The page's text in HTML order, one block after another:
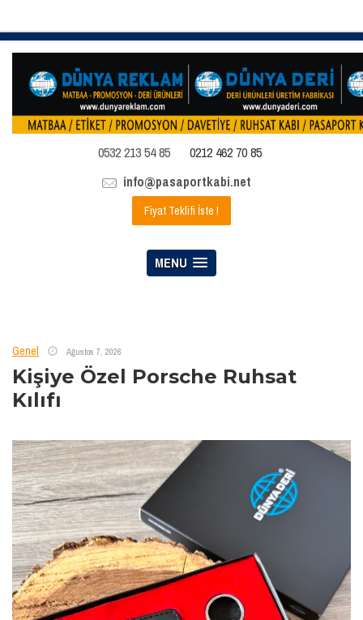
0532 213 54 85
0212 462 70 85
info@pasaportkabi.net
Fiyat Teklifi İste !
MENU
Genel Ağustos 7, 2026
Kişiye Özel Porsche Ruhsat
Kılıfı